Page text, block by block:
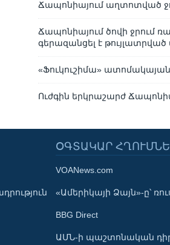
Ճապոնիայում աղտոտված
Ճապոնիայում ծովի ջրում
գերազանցել է
«Ֆուկուշիմա»
Ուժգին երկրաշարժ
ՕԳՏԱԿԱՐ
VOANews.com
«Ամերիկայի Ձայն»-ը՝
BBG Direct
ԱՄՆ-ի պաշտոնական